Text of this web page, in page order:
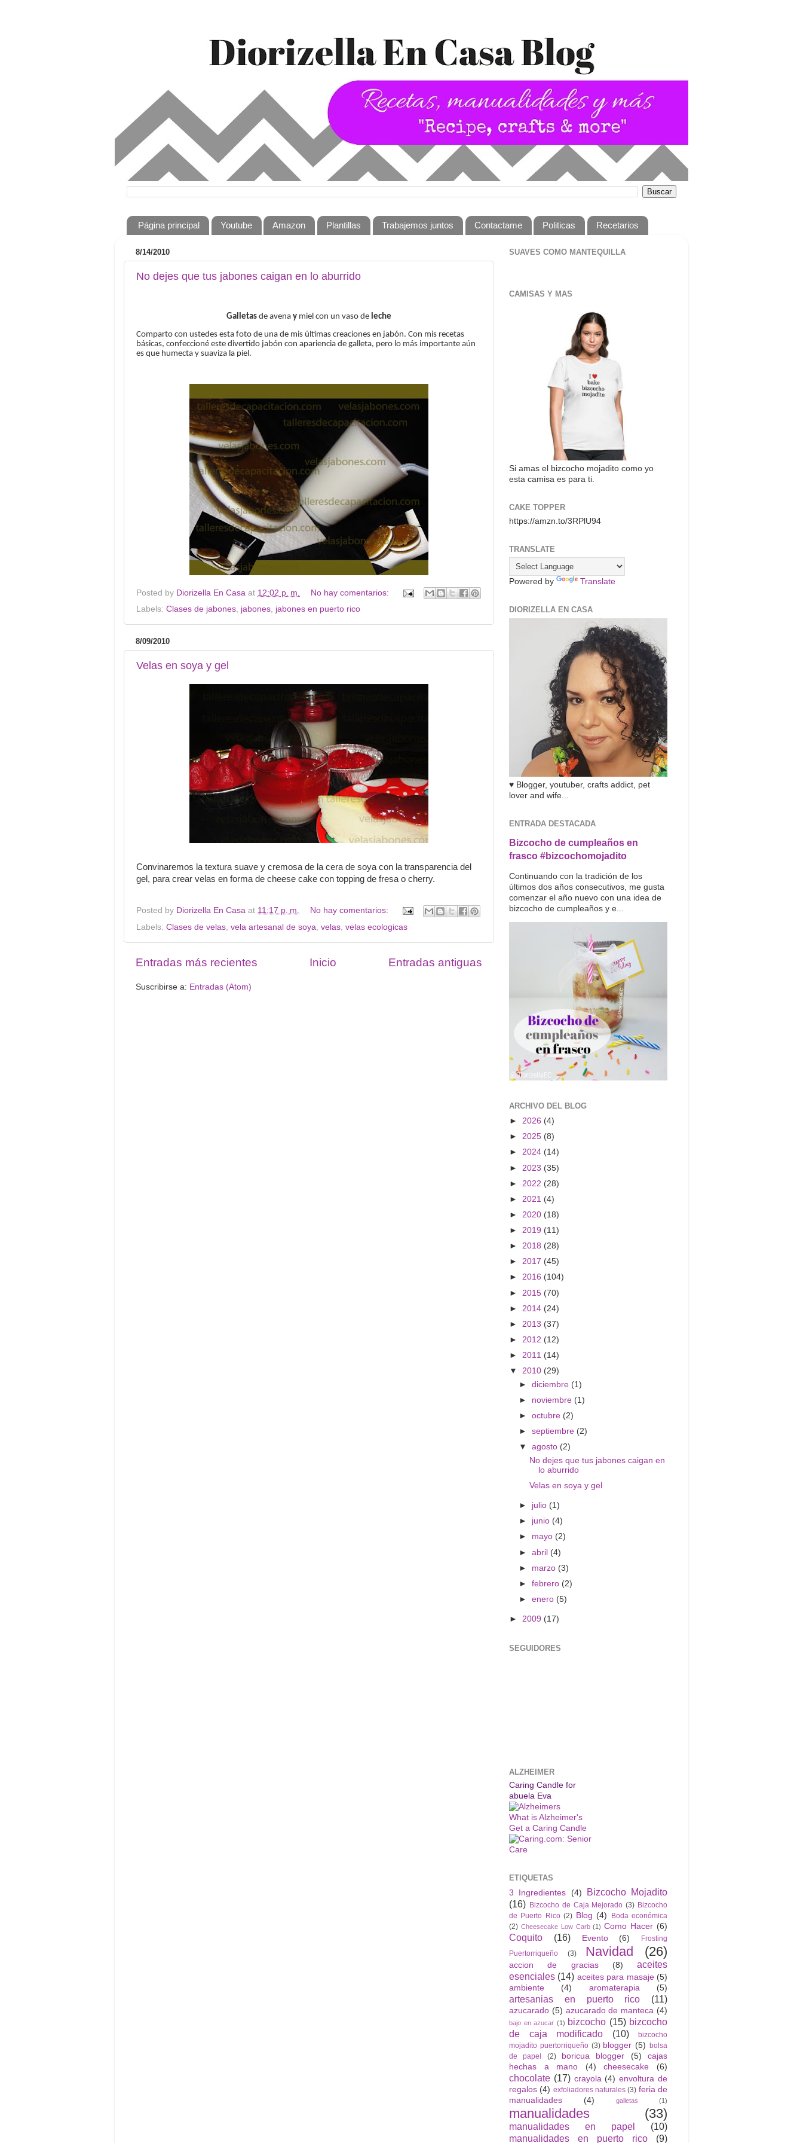
Página principal Youtube Amazon Plantillas Trabajemos juntos Contactame Politicas Recetarios
8/14/2010
No dejes que tus jabones caigan en lo aburrido
Galletas de avena y miel con un vaso de leche
Comparto con ustedes esta foto de una de mis últimas creaciones en jabón. Con mis recetas
básicas, confeccioné este divertido jabón con apariencia de galleta, pero lo más importante aún
es que humecta y suaviza la piel.
Posted by Diorizella En Casa at 12:02 p. m.
No hay comentarios:
Labels: Clases de jabones, jabones, jabones en puerto rico
8/09/2010
Velas en soya y gel
Convinaremos la textura suave y cremosa de la cera de soya con la transparencia del
gel, para crear velas en forma de cheese cake con topping de fresa o cherry.
Posted by Diorizella En Casa at 11:17 p. m.
No hay comentarios:
Labels: Clases de velas vela artesanal de soya velas velas ecologicas
Entradas más recientes Entradas antiguas
Inicio
Suscribirse a: Entradas (Atom)
SUAVES COMO MANTEQUILLA
CAMISAS Y MAS
Si amas el bizcocho mojadito como yo
esta camisa es para ti.
CAKE TOPPER
https://amzn.to/3RPlU94
TRANSLATE
Powered by Translate
DIORIZELLA EN CASA
♥ Blogger, youtuber, crafts addict, pet
lover and wife...
ENTRADA DESTACADA
Bizcocho de cumpleaños en
frasco #bizcochomojadito
Continuando con la tradición de los
últimos dos años consecutivos, me gusta
comenzar el año nuevo con una idea de
bizcocho de cumpleaños y e...
ARCHIVO DEL BLOG
► 2026 (4)
► 2025 (8)
► 2024 (14)
► 2023 (35)
► 2022 (28)
► 2021 (4)
► 2020 (18)
► 2019 (11)
► 2018 (28)
► 2017 (45)
► 2016 (104)
► 2015 (70)
► 2014 (24)
► 2013 (37)
► 2012 (12)
► 2011 (14)
▼ 2010 (29)
►diciembre (1)
► noviembre (1)
►octubre (2)
►septiembre (2)
▼agosto (2)
No dejes que tus jabones caigan en
lo aburrido
Velas en soya y gel
► julio (1)
► junio (4)
► mayo (2)
►abril (4)
► marzo (3)
►febrero (2)
►enero (5)
► 2009 (17)
SEGUIDORES
ALZHEIMER
Caring Candle for
abuela Eva
What is Alzheimer's
Get a Caring Candle
ETIQUETAS
3 Ingredientes
(4)
Bizcocho Mojadito
(16) Bizcocho de Caja Mejorado (3) Bizcocho
de Puerto Rico (2) Blog (4)
Boda económica
(2) Cheesecake Low Carb (1) Como Hacer (6)
Coquito (16) Evento (6)
Frosting
Puertorriqueño
(3) Navidad (26)
accion de gracias (8)
aceites
esenciales (14) aceites para masaje (5)
ambiente
(4) aromaterapia (5)
artesanias en puerto rico (11)
azucarado (5) azucarado de manteca (4)
bajo en azucar (1) bizcocho (15) bizcocho
de caja modificado
(10)
bizcocho
mojadito puertorriqueño (3) blogger (5) bolsa
de papel
(2) boricua blogger (5)
cajas
hechas a mano
(4) cheesecake (6)
chocolate (17) crayola (4) envoltura de
regalos (4) exfoliadores naturales (3) feria de
manualidades
(4) galletas (1)
manualidades (33)
manualidades en papel
(10)
manualidades en puerto rico
(9)